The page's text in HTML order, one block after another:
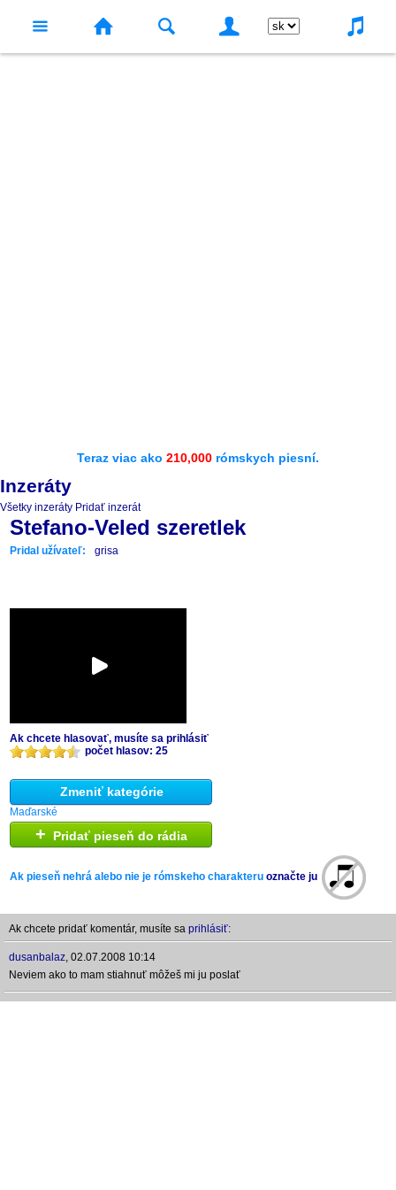
Teraz viac ako 210,000 rómskych piesní.
Inzeráty
Všetky inzeráty Pridať inzerát
Stefano-Veled szeretlek
Pridal užívateľ: grisa
Ak chcete hlasovať, musíte sa prihlásiť
počet hlasov: 25
Zmeniť kategórie
Maďarské
+ Pridať pieseň do rádia
Ak pieseň nehrá alebo nie je rómskeho charakteru označte ju
Ak chcete pridať komentár, musíte sa prihlásiť:
dusanbalaz, 02.07.2008 10:14
Neviem ako to mam stiahnuť môžeš mi ju poslať